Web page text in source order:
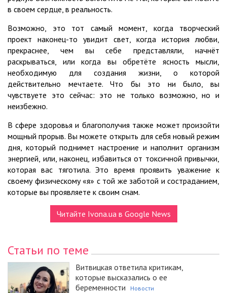
в своем сердце, в реальность.
Возможно, это тот самый момент, когда творческий
проект наконец-то увидит свет, когда история любви,
прекраснее, чем вы себе представляли, начнёт
раскрываться, или когда вы обретёте ясность мысли,
необходимую для создания жизни, о которой
действительно мечтаете. Что бы это ни было, вы
чувствуете это сейчас: это не только возможно, но и
неизбежно.
В сфере здоровья и благополучия также может произойти
мощный прорыв. Вы можете открыть для себя новый режим
дня, который поднимет настроение и наполнит организм
энергией, или, наконец, избавиться от токсичной привычки,
которая вас тяготила. Это время проявить уважение к
своему физическому «я» с той же заботой и состраданием,
которые вы проявляете к своим снам.
Читайте Ivona.ua в Google News
Статьи по теме
Витвицкая ответила критикам,
которые высказались о ее
беременности
Новости